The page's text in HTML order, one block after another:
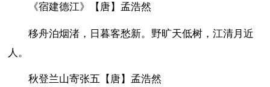
《宿建德江》【唐】孟浩然
移舟泊烟渚，日暮客愁新。野旷天低树，江清月近
人。
秋登兰山寄张五【唐】孟浩然